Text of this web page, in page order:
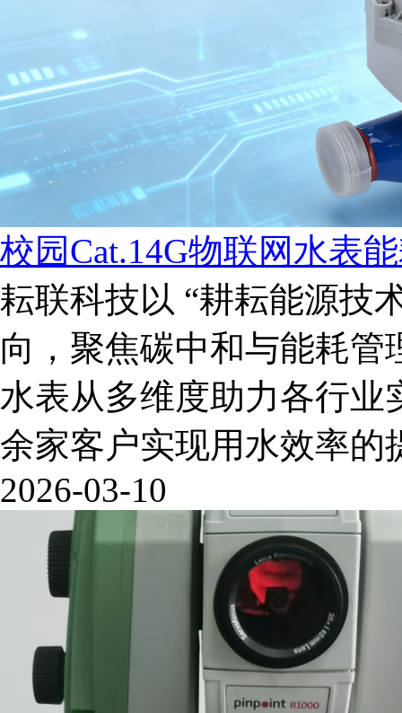
校园Cat.14G物联网水表
耘联科技以 “耕耘能源技
向，聚焦碳中和与能耗管
水表从多维度助力各行业
余家客户实现用水效率
2026-03-10